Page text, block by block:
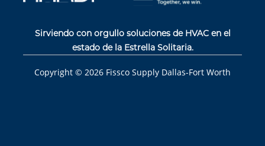
Sirviendo con orgullo soluciones de HVAC en el
estado de la Estrella Solitaria.
Copyright © 2026 Fissco Supply Dallas-Fort Worth